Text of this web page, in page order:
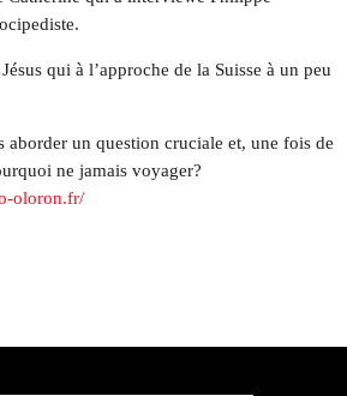
qui à l’approche de la Suisse à un peu
aborder un question cruciale et, une fois de
ne jamais voyager?
oloron.fr/